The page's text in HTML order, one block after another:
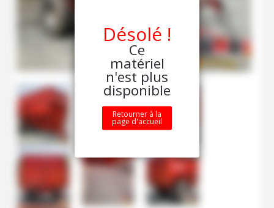
Désolé !
Ce
matériel
n'est plus
disponible
Retourner à la
page d'accueil